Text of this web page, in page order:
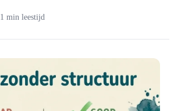
1 min leestijd